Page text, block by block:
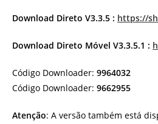
Download Direto V3.3.5 : https://
Download Direto Móvel V3.3.5.1 :
Código Downloader: 9964032
Código Downloader: 9662955
Atenção: A versão também está